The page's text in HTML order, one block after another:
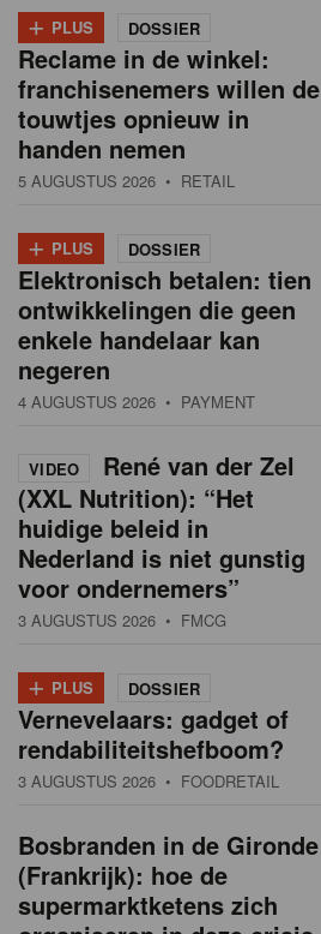
+ PLUS DOSSIER
Reclame in de winkel:
franchisenemers willen de
touwtjes opnieuw in
handen nemen
5 AUGUSTUS 2026 • RETAIL
+ PLUS DOSSIER
Elektronisch betalen: tien
ontwikkelingen die geen
enkele handelaar kan
negeren
4 AUGUSTUS 2026 • PAYMENT
VIDEO
René van der Zel
(XXL Nutrition): “Het
huidige beleid in
Nederland is niet gunstig
voor ondernemers”
3 AUGUSTUS 2026 • FMCG
+ PLUS DOSSIER
Vernevelaars: gadget of
rendabiliteitshefboom?
3 AUGUSTUS 2026 • FOODRETAIL
Bosbranden in de Gironde
(Frankrijk): hoe de
supermarktketens zich